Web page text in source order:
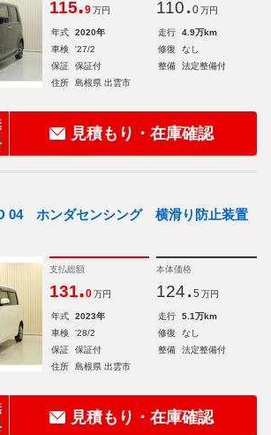
115.9 万円 110. 0 万円
年式 2020年 走行
4.9万km
車検
'27/2 修復
なし
保証
保証付 整備
法定整備付
住所
島根県 出雲市
見積もり・在庫確認
04 ホンダセンシング 横滑り防止装置
支払総額
131.0 万円
本体価格
124. 5 万円
年式 2023年 走行
5.1万km
車検
'28/2 修復
なし
保証
保証付 整備
法定整備付
住所
島根県 出雲市
見積もり・在庫確認